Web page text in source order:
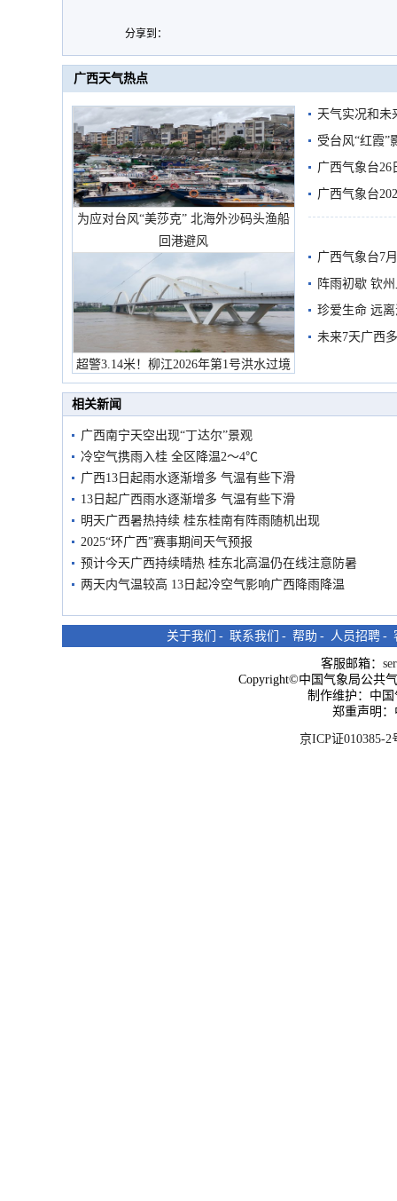
分享到：
广西天气热点
为应对台风“美莎克” 北海外沙码头渔船
回港避风
超警3.14米！柳江2026年第1号洪水过境
市民在堤岸见证汛况
天气实况和未
受台风“红霞”
有较强降雨
广西气象台26
广西气象台
预警
广西气象台7
阵雨初歇 钦
珍爱生命 远
未来7天广西
相关新闻
广西南宁天空出现“丁达尔”景观
冷空气携雨入桂 全区降温2～4℃
广西13日起雨水逐渐增多 气温有些下滑
13日起广西雨水逐渐增多 气温有些下滑
明天广西暑热持续 桂东桂南有阵雨随机出现
2025“环广西”赛事期间天气预报
预计今天广西持续晴热 桂东北高温仍在线注意防暑
两天内气温较高 13日起冷空气影响广西降雨降温
关于我们 - 联系我们 - 帮助 - 人员招聘 -
客服邮箱：
Copyright©中国气象局公共
制作维护：中
郑重声明
京ICP证010385-2